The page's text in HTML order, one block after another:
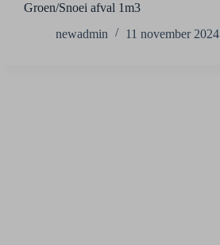
Groen/Snoei afval 1m3
newadmin
11 november 2024